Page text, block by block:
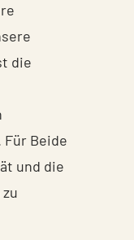
die
Für Beide
und die